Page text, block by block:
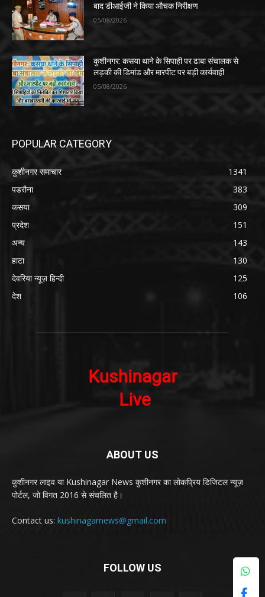
बाद डीआईजी ने किया औचक निरीक्षण
05/08/2026
कुशीनगर: कसया थाने के सिपाही पर ढाबा संचालक से
लड़की की डिमांड और मारपीट पर बड़ी कार्यवाही
05/08/2026
POPULAR CATEGORY
कुशीनगर समाचार
1341
पडरौना
383
कसया
309
प्रदेश
151
अन्य
143
हाटा
130
देवरिया न्यूज़ हिन्दी
125
देश
106
ABOUT US
कुशीनगर लाइव या Kushinagar News कुशीनगर का लोकप्रिय डिजिटल न्यूज़
पोर्टल, जो विगत 2016 से संचलित है।
Contact us: kushinagarnews@gmail.com
FOLLOW US